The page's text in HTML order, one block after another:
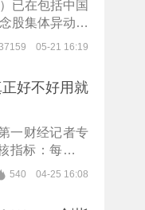
车型成为“物
道车辆并及时
性状态。
已在包括中国
股集体异动。
当记者以消费
人员给出的答
05-21 16:19
好不好用就
一财经记者专
指标：每百万
业核心挑战是
540 04-25 16:08